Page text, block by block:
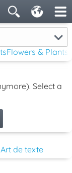
Flowers & Plants
Select a
Art de texte